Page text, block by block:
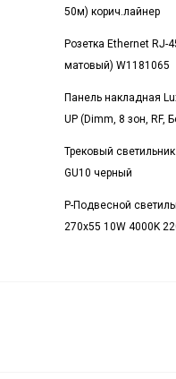
50м) корич.лайнер
Розетка Ethernet RJ-
матовый) W1181065
Панель накладная
UP (Dimm, 8 зон, RF,
Трековый
GU10 черный
Р-Подвесной
270x55 10W 4000K